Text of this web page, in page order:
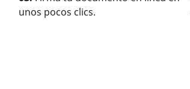
unos pocos clics.